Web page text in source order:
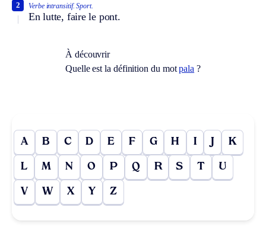
Verbe intransitif. Sport.
En lutte, faire le pont.
2
À découvrir
Quelle est la définition du motpala ?
A B C D E F G H I J K
L M N O P Q R S T U
V W X Y Z